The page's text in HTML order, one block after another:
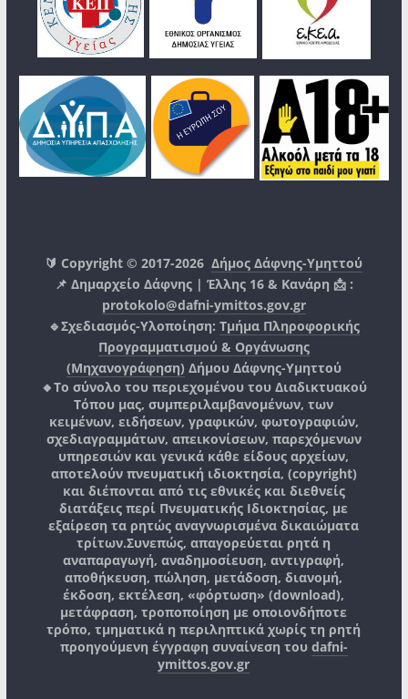
🔰 Copyright © 2017-2026Δήμος Δάφνης-Υμηττού
📌 Δημαρχείο Δάφνης | Έλλης 16 & Κανάρη 📩 :
protokolo@dafni-ymittos.gov.gr
🔹Σχεδιασμός-Υλοποίηση: Τμήμα Πληροφορικής
Προγραμματισμού & Οργάνωσης
(Μηχανογράφηση) Δήμου Δάφνης-Υμηττού
🔸Το σύνολο του περιεχομένου του Διαδικτυακού
Τόπου μας, συμπεριλαμβανομένων, των
κειμένων, ειδήσεων, γραφικών, φωτογραφιών,
σχεδιαγραμμάτων, απεικονίσεων, παρεχόμενων
υπηρεσιών και γενικά κάθε είδους αρχείων,
αποτελούν πνευματική ιδιοκτησία, (copyright)
και διέπονται από τις εθνικές και διεθνείς
διατάξεις περί Πνευματικής Ιδιοκτησίας, με
εξαίρεση τα ρητώς αναγνωρισμένα δικαιώματα
τρίτων.Συνεπώς, απαγορεύεται ρητά η
αναπαραγωγή, αναδημοσίευση, αντιγραφή,
αποθήκευση, πώληση, μετάδοση, διανομή,
έκδοση, εκτέλεση, «φόρτωση» (download),
μετάφραση, τροποποίηση με οποιονδήποτε
τρόπο, τμηματικά η περιληπτικά χωρίς τη ρητή
προηγούμενη έγγραφη συναίνεση του dafni-
ymittos.gov.gr